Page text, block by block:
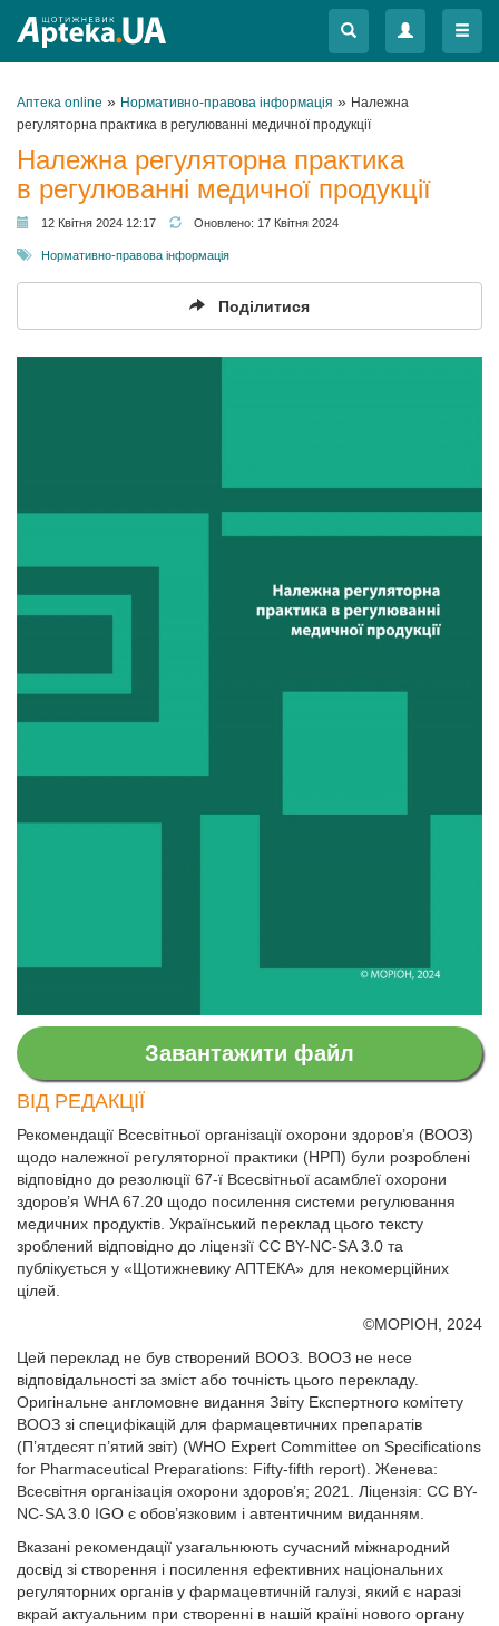
Меню
Меню
Аптека online » Нормативно-правова інформація » Належна
регуляторна практика в регулюванні медичної продукції
Належна регуляторна практика
в регулюванні медичної продукції
12 Квітня 2024 12:17 Оновлено: 17 Квітня 2024
Нормативно-правова інформація
Поділитися
Завантажити файл
ВІД РЕДАКЦІЇ
Рекомендації Всесвітньої організації охорони здоров’я (ВООЗ)
щодо належної регуляторної практики (НРП) були розроблені
відповідно до резолюції 67-ї Всесвітньої асамблеї охорони
здоров’я WHA 67.20 щодо посилення системи регулювання
медичних продуктів. Український переклад цього тексту
зроблений відповідно до ліцензії CC BY-NC-SA 3.0 та
публікується у «Щотижневику АПТЕКА» для некомерційних
цілей.
©МОРІОН, 2024
Цей переклад не був створений ВООЗ. ВООЗ не несе
відповідальності за зміст або точність цього перекладу.
Оригінальне англомовне видання Звіту Експертного комітету
ВООЗ зі специфікацій для фармацевтичних препаратів
(П’ятдесят п’ятий звіт) (WHO Expert Committee on Specifications
for Pharmaceutical Preparations: Fifty-fifth report). Женева:
Всесвітня організація охорони здоров’я; 2021. Ліцензія: CC BY-
NC-SA 3.0 IGO є обов’язковим і автентичним виданням.
Вказані рекомендації узагальнюють сучасний міжнародний
досвід зі створення і посилення ефективних національних
регуляторних органів у фармацевтичній галузі, який є наразі
вкрай актуальним при створенні в нашій країні нового органу